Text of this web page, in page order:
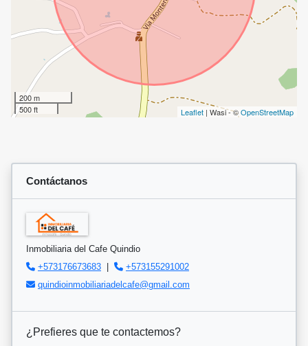
200 m
500 ft
Leaflet | Wasi - ©OpenStreetMap
Contáctanos
Inmobiliaria del Cafe Quindio
+573176673683 |
+573155291002
quindioinmobiliariadelcafe@gmail.com
¿Prefieres que te contactemos?